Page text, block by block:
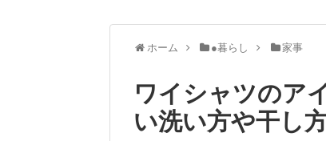
ホーム ●暮らし 家事
ワイシャツのア
い洗い方や干し